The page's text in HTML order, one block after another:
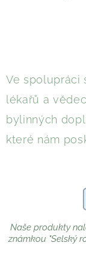
Ve spolupráci
lékařů a
bylinných
které nám
Naše produkty
známkou "Selský